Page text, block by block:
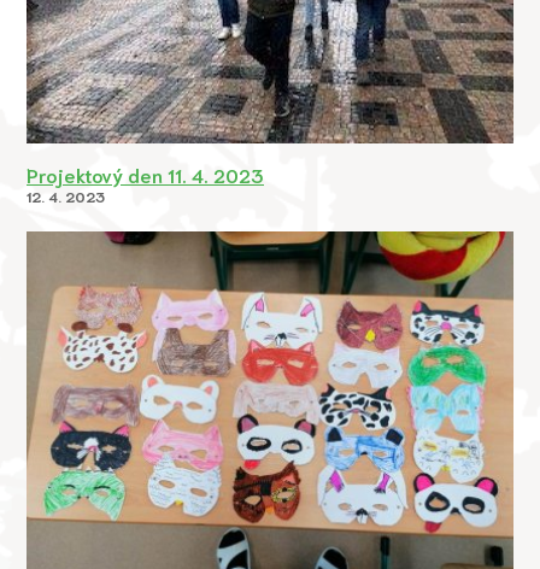
Projektový den 11. 4. 2023
12. 4. 2023